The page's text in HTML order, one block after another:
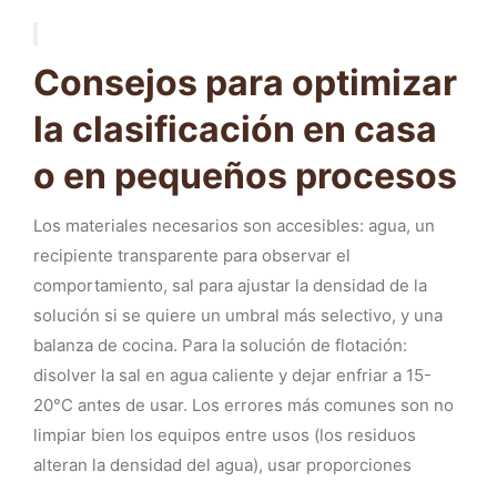
Consejos para optimizar
la clasificación en casa
o en pequeños procesos
Los materiales necesarios son accesibles: agua, un
recipiente transparente para observar el
comportamiento, sal para ajustar la densidad de la
solución si se quiere un umbral más selectivo, y una
balanza de cocina. Para la solución de flotación:
disolver la sal en agua caliente y dejar enfriar a 15-
20°C antes de usar. Los errores más comunes son no
limpiar bien los equipos entre usos (los residuos
alteran la densidad del agua), usar proporciones